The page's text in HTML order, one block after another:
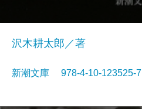
沢木耕太郎／著
新潮文庫 978-4-10-